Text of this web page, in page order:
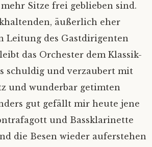
Sitze frei geblieben sind.
äußerlich eher
Leitung des Gastdirigenten
das Orchester dem Klassik-
schuldig und verzaubert mit
und wunderbar getimten
gut gefällt mir heute jene
und Bassklarinette
die Besen wieder auferstehen